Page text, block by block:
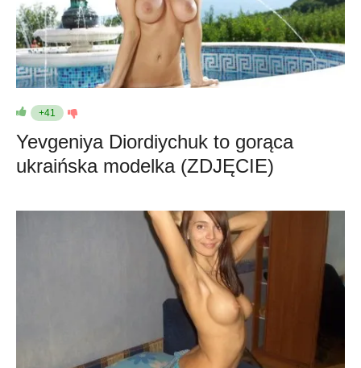
+41
Yevgeniya Diordiychuk to gorąca
ukraińska modelka (ZDJĘCIE)